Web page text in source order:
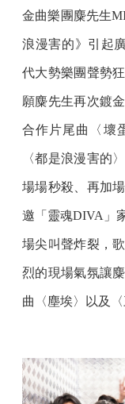
金曲樂團麋先生
浪漫害的》引起
代大勢樂團聲勢
願麋先生再次鍍
合作片尾曲〈壞
〈都是浪漫害的
場場秒殺、再加
邀「靈魂DIVA」
場尖叫聲炸裂，
烈的現場氣氛讓
曲〈塵埃〉以及